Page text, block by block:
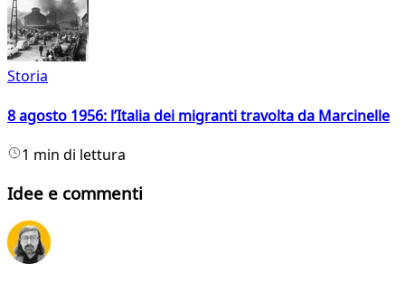
Storia
8 agosto 1956: l’Italia dei migranti travolta da Marcinelle
1 min di lettura
Idee e commenti